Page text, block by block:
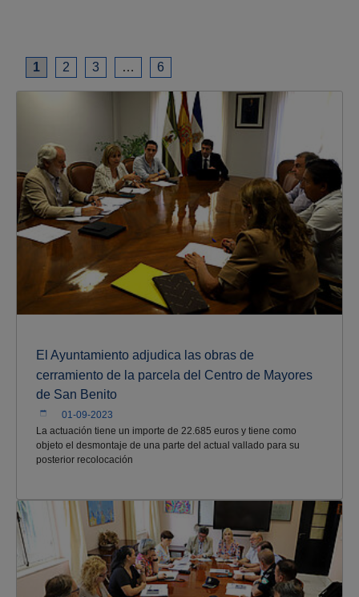
1 2 3 … 6
El Ayuntamiento adjudica las obras de
cerramiento de la parcela del Centro de Mayores
de San Benito
01-09-2023
La actuación tiene un importe de 22.685 euros y tiene como
objeto el desmontaje de una parte del actual vallado para su
posterior recolocación